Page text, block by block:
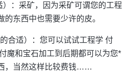
：采矿，因为采矿可谓您的工程
东西中也需要少许的皮。
合适）：您可以试试工程学 付
魔和宝石加工到后期都可以为您*
，当然这样比较费钱……